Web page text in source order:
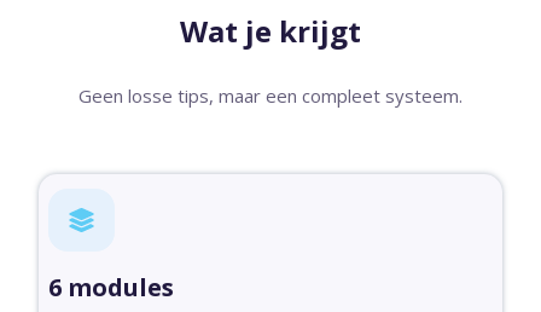
Wat je krijgt
Geen losse tips, maar een compleet systeem.
6 modules